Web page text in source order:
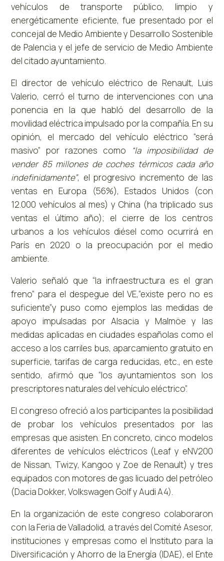
vehículos de transporte público, limpio y
energéticamente eficiente, fue presentado por el
concejal de Medio Ambiente y Desarrollo Sostenible
de Palencia y el jefe de servicio de Medio Ambiente
del citado ayuntamiento.
El director de vehículo eléctrico de Renault, Luis
Valerio, cerró el turno de intervenciones con una
ponencia en la que habló del desarrollo de la
movilidad eléctrica impulsado por la compañía. En su
opinión, el mercado del vehículo eléctrico “será
masivo” por razones como
“la imposibilidad de
vender 85 millones de coches térmicos cada año
indefinidamente”, el progresivo incremento de las
ventas en Europa (56%), Estados Unidos (con
12.000 vehículos al mes) y China (ha triplicado sus
ventas el último año); el cierre de los centros
urbanos a los vehículos diésel como ocurrirá en
París en 2020 o la preocupación por el medio
ambiente.
Valerio señaló que “la infraestructura es el gran
freno” para el despegue del VE,“existe pero no es
suficiente”y puso como ejemplos las medidas de
apoyo impulsadas por Alsacia y Malmöe y las
medidas aplicadas en ciudades españolas como el
acceso a los carriles bus, aparcamiento gratuito en
superficie, tarifas de carga reducidas, etc., en este
sentido, afirmó que “los ayuntamientos son los
prescriptores naturales del vehículo eléctrico”.
El congreso ofreció a los participantes la posibilidad
de probar los vehículos presentados por las
empresas que asisten. En concreto, cinco modelos
diferentes de vehículos eléctricos (Leaf y eNV200
de Nissan, Twizy, Kangoo y Zoe de Renault) y tres
equipados con motores de gas licuado del petróleo
(Dacia Dokker, Volkswagen Golf y Audi A4).
En la organización de este congreso colaboraron
con la Feria de Valladolid, a través del Comité Asesor,
instituciones y empresas como el Instituto para la
Diversificación y Ahorro de la Energía (IDAE), el Ente